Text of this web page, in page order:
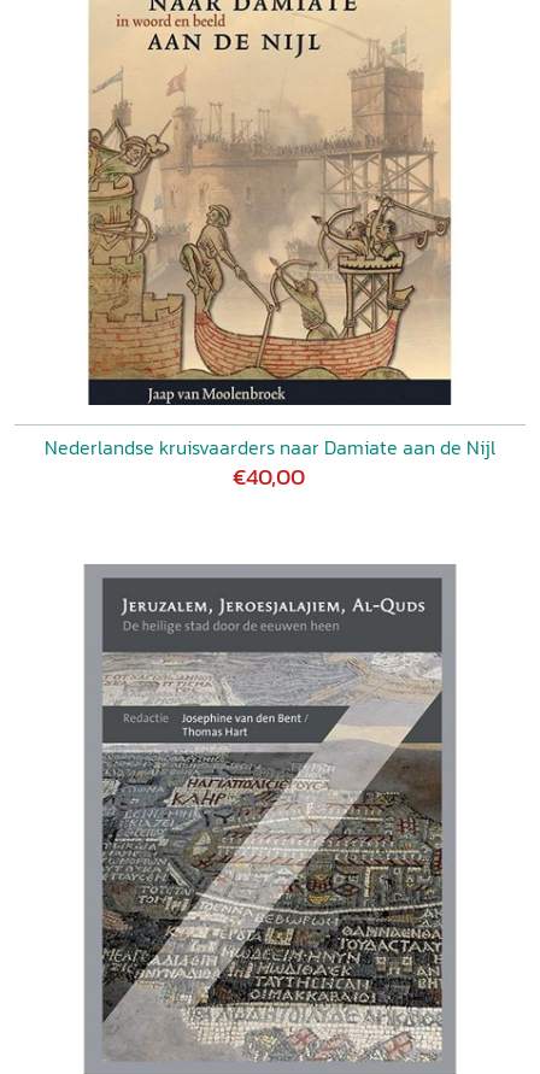
Nederlandse kruisvaarders naar Damiate aan de Nijl
€40,00